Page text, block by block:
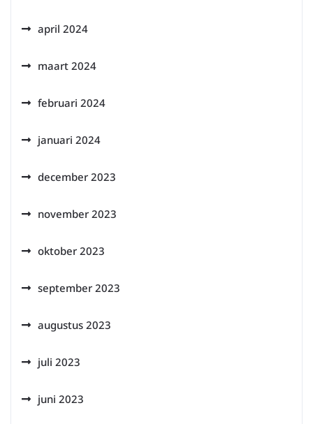
april 2024
maart 2024
februari 2024
januari 2024
december 2023
november 2023
oktober 2023
september 2023
augustus 2023
juli 2023
juni 2023